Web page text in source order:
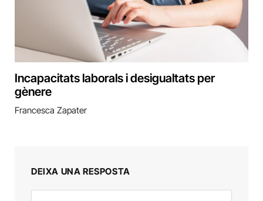
Incapacitats laborals i desigualtats per
gènere
Francesca Zapater
DEIXA UNA RESPOSTA